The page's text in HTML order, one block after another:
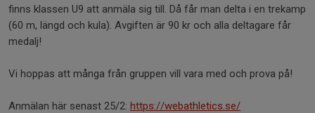
finns klassen U9 att anmäla sig till. Då får man delta i en trekamp
(60 m, längd och kula). Avgiften är 90 kr och alla deltagare får
medalj!
Vi hoppas att många från gruppen vill vara med och prova på!
Anmälan här senast 25/2: https://webathletics.se/